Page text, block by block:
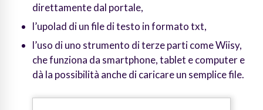
direttamente dal portale,
l’upolad di un file di testo in formato txt,
l’uso di uno strumento di terze parti come Wiisy,
che funziona da smartphone, tablet e computer e
dà la possibilità anche di caricare un semplice file.